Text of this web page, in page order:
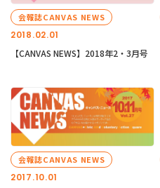
2018.02.01
会報誌CANVAS NEWS
【CANVAS NEWS】2018年2・3月号
2017.10.01
会報誌CANVAS NEWS